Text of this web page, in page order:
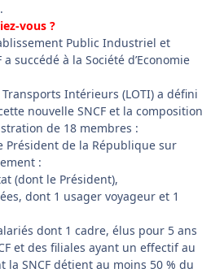
vous ?
Public Industriel et
a succédé à la Société d’Economie
Transports Intérieurs (LOTI) a défini
nouvelle SNCF et la composition
de 18 membres :
Président de la République sur
:
(dont le Président),
dont 1 usager voyageur et 1
dont 1 cadre, élus pour 5 ans
et des filiales ayant un effectif au
la SNCF détient au moins 50 % du